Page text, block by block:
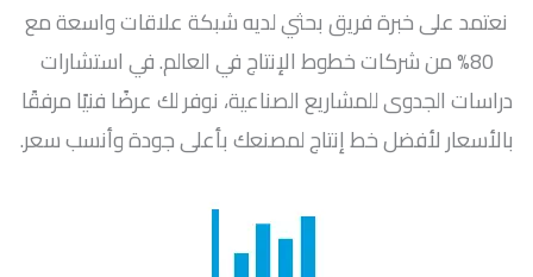
نعتمد على خبرة فريق بحثي لديه شبكة علاقات واسعة مع
80% من شركات خطوط الإنتاج في العالم. في استشارات
دراسات الجدوى للمشاريع الصناعية، نوفر لك عرضًا فنيًا مرفقًا
بالأسعار لأفضل خط إنتاج لمصنعك بأعلى جودة وأنسب سعر.